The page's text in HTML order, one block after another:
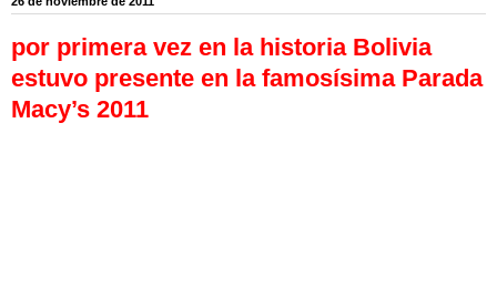
por primera vez en la historia Bolivia
estuvo presente en la famosísima Parada
Macy’s 2011